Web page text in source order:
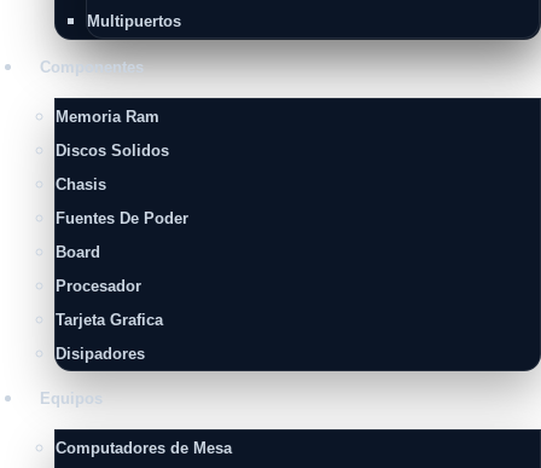
Multipuertos
Componentes
Memoria Ram
Discos Solidos
Chasis
Fuentes De Poder
Board
Procesador
Tarjeta Grafica
Disipadores
Equipos
Computadores de Mesa